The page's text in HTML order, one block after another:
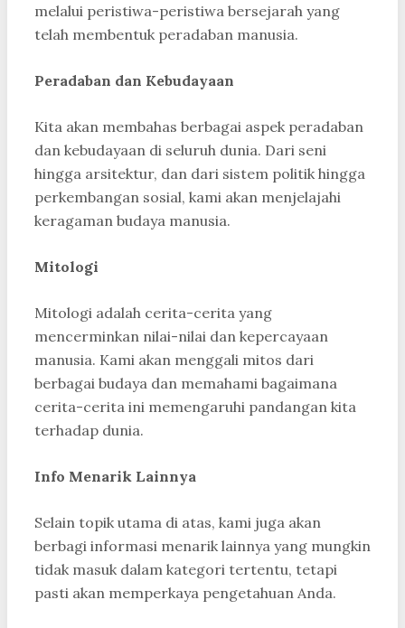
melalui peristiwa-peristiwa bersejarah yang
telah membentuk peradaban manusia.
Peradaban dan Kebudayaan
Kita akan membahas berbagai aspek peradaban
dan kebudayaan di seluruh dunia. Dari seni
hingga arsitektur, dan dari sistem politik hingga
perkembangan sosial, kami akan menjelajahi
keragaman budaya manusia.
Mitologi
Mitologi adalah cerita-cerita yang
mencerminkan nilai-nilai dan kepercayaan
manusia. Kami akan menggali mitos dari
berbagai budaya dan memahami bagaimana
cerita-cerita ini memengaruhi pandangan kita
terhadap dunia.
Info Menarik Lainnya
Selain topik utama di atas, kami juga akan
berbagi informasi menarik lainnya yang mungkin
tidak masuk dalam kategori tertentu, tetapi
pasti akan memperkaya pengetahuan Anda.